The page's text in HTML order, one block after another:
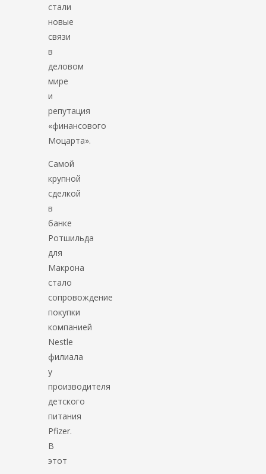
стали
новые
связи
в
деловом
мире
и
репутация
«финансового
Моцарта».
Самой
крупной
сделкой
в
банке
Ротшильда
для
Макрона
стало
сопровождение
покупки
компанией
Nestle
филиала
у
производителя
детского
питания
Pfizer.
В
этот